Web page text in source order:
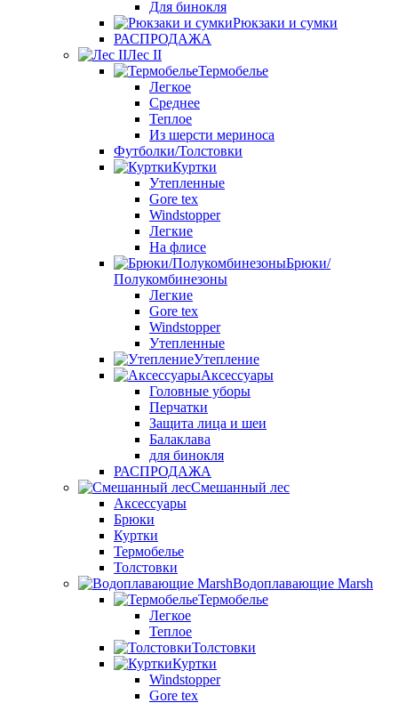
Для бинокля
Рюкзаки и сумки
РАСПРОДАЖА
Лес II
Термобелье
Легкое
Среднее
Теплое
Из шерсти мериноса
Футболки/Толстовки
Куртки
Утепленные
Gore tex
Windstopper
Легкие
На флисе
Брюки/
Полукомбинезоны
Легкие
Gore tex
Windstopper
Утепленные
Утепление
Аксессуары
Головные уборы
Перчатки
Защита лица и шеи
Балаклава
для бинокля
РАСПРОДАЖА
Смешанный лес
Аксессуары
Брюки
Куртки
Термобелье
Толстовки
Водоплавающие Marsh
Термобелье
Легкое
Теплое
Толстовки
Куртки
Windstopper
Gore tex